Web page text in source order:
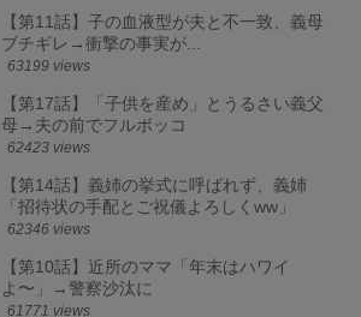
【第11話】子の血液型が夫と不一致、義母
ブチギレ→衝撃の事実が...
63199 views
【第17話】「子供を産め」とうるさい義父
母→夫の前でフルボッコ
62423 views
【第14話】義姉の挙式に呼ばれず、義姉
「招待状の手配とご祝儀よろしくww」
62346 views
【第10話】近所のママ「年末はハワイ
よ〜」→警察沙汰に
61771 views